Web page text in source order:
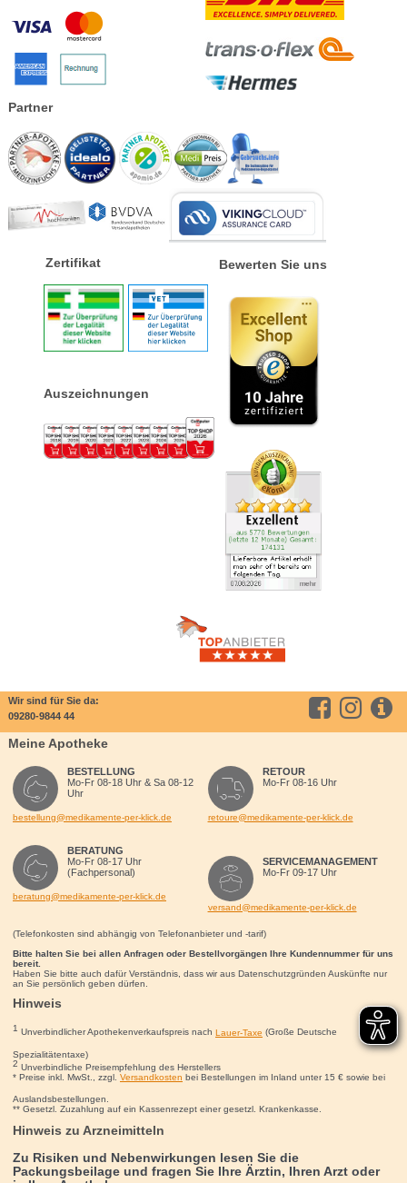
Partner
Zertifikat
Auszeichnungen
Bewerten Sie uns
Wir sind für Sie da:
09280-9844 44
Meine Apotheke
BESTELLUNG
Mo-Fr 08-18 Uhr & Sa 08-12
Uhr
bestellung@medikamente-per-klick.de
BERATUNG
Mo-Fr 08-17 Uhr
(Fachpersonal)
beratung@medikamente-per-klick.de
RETOUR
Mo-Fr 08-16 Uhr
retoure@medikamente-per-klick.de
SERVICEMANAGEMENT
Mo-Fr 09-17 Uhr
versand@medikamente-per-klick.de
(Telefonkosten sind abhängig von Telefonanbieter und -tarif)
Bitte halten Sie bei allen Anfragen oder Bestellvorgängen Ihre Kundennummer für uns
bereit.
Haben Sie bitte auch dafür Verständnis, dass wir aus Datenschutzgründen Auskünfte nur
an Sie persönlich geben dürfen.
Hinweis
1 Unverbindlicher Apothekenverkaufspreis nach Lauer-Taxe (Große Deutsche
Spezialitätentaxe)
2 Unverbindliche Preisempfehlung des Herstellers
* Preise inkl. MwSt., zzgl. Versandkosten bei Bestellungen im Inland unter 15 €sowie bei
Auslandsbestellungen.
** Gesetzl. Zuzahlung auf ein Kassenrezept einer gesetzl. Krankenkasse.
Hinweis zu Arzneimitteln
Zu Risiken und Nebenwirkungen lesen Sie die
Packungsbeilage und fragen Sie Ihre Ärztin, Ihren Arzt oder